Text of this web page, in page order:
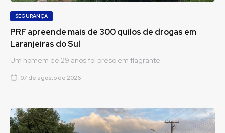
SEGURANÇA
PRF apreende mais de 300 quilos de drogas em
Laranjeiras do Sul
Um homem de 29 anos foi preso em flagrante
07 de agosto de 2026